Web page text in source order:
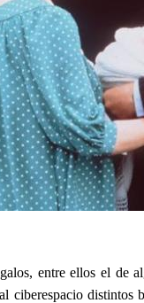
entre ellos el de
ciberespacio distintos